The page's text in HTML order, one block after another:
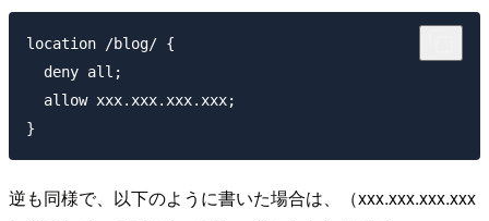
location /blog/ {
  deny all;
  allow xxx.xxx.xxx.xxx;
逆も同様で、以下のように書いた場合は、（xxx.xxx.xxx.xxx